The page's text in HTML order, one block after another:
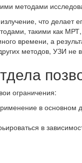
методами
что
такими как
времени, а
методов, УЗИ не
ограничения:
в основном
в